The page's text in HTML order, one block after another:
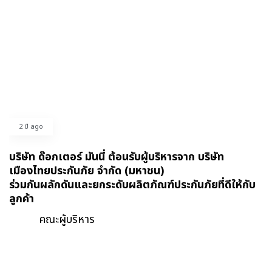
2 ปี ago
บริษัท ด๊อกเตอร์ มันนี่ ต้อนรับผู้บริหารจาก บริษัท
เมืองไทยประกันภัย จำกัด (มหาชน)
ร่วมกันผลักดันและยกระดับผลิตภัณฑ์ประกันภัยที่ดีให้กับ
ลูกค้า
คณะผู้บริหาร